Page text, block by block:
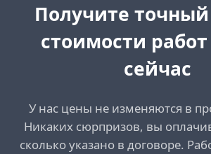
Получите точный
стоимости
сейчас
У нас цены не изменяются в
Никаких сюрпризов, вы
сколько указано в договоре.